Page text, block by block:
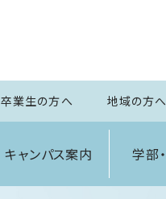
卒業生の方へ 地域の方へ
キャンパス案内 学部